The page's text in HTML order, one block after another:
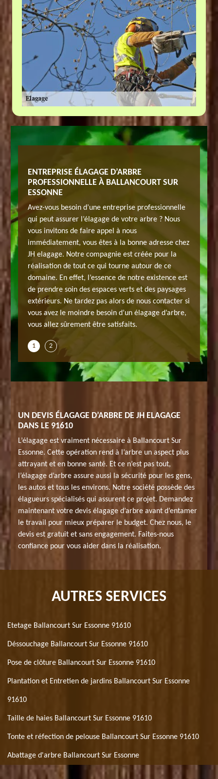
JH
à une
en
ENTREPRISE ÉLAGAGE D’ARBRE
PROFESSIONNELLE À BALLANCOURT SUR
ESSONNE
Avez-vous besoin d’une entreprise professionnelle
qui peut assurer l’élagage de votre arbre ? Nous
vous invitons de faire appel à nous
immédiatement, vous êtes à la bonne adresse chez
JH elagage. Notre compagnie est créée pour la
réalisation de tout ce qui tourne autour de ce
domaine. En effet, l’essence de notre existence est
de prendre soin des espaces verts et des paysages
extérieurs. Ne tardez pas alors de nous contacter si
vous avez le moindre besoin d’un élagage d’arbre,
vous allez sûrement être satisfaits.
d’un
des
des
Notre
bien
nous
1 2
UN DEVIS ÉLAGAGE D’ARBRE DE JH ELAGAGE
DANS LE 91610
L’élagage est vraiment nécessaire à Ballancourt Sur
Essonne. Cette opération rend à l’arbre un aspect plus
attrayant et en bonne santé. Et ce n’est pas tout,
l’élagage d’arbre assure aussi la sécurité pour les gens,
les autos et tous les environs. Notre société possède des
élagueurs spécialisés qui assurent ce projet. Demandez
maintenant votre devis élagage d’arbre avant d’entamer
le travail pour mieux préparer le budget. Chez nous, le
devis est gratuit et sans engagement. Faites-nous
confiance pour vous aider dans la réalisation.
AUTRES SERVICES
Etetage Ballancourt Sur Essonne 91610
Déssouchage Ballancourt Sur Essonne 91610
Pose de clôture Ballancourt Sur Essonne 91610
Plantation et Entretien de jardins Ballancourt Sur Essonne
91610
Taille de haies Ballancourt Sur Essonne 91610
Tonte et réfection de pelouse Ballancourt Sur Essonne 91610
Abattage d'arbre Ballancourt Sur Essonne